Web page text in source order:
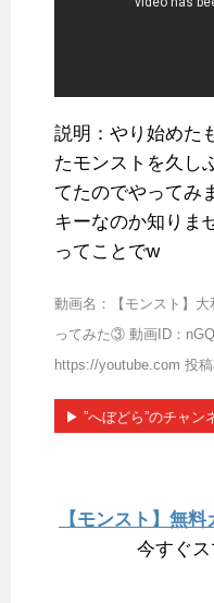
説明：やり始めた
たモンストを久し
てたのでやってみ
キーなのか知りま
ってことでw
動画名：【モンスト】
ってみた③ 動画ID：
https://youtube.com 投
▶︎ ”へぼどら”のチャン
【モンスト】無
今すぐ